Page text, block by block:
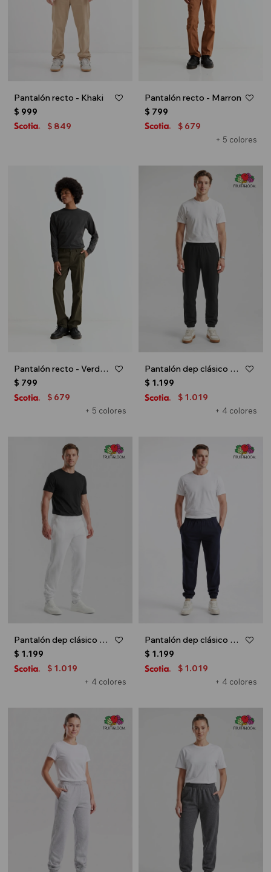
Pantalón recto - Khaki
$ 999
$ 849
Pantalón recto - Marron
+ 5 colores
$ 799
$ 679
Pantalón recto - Verde ingles
+ 5 colores
$ 799
$ 679
Pantalón dep clásico c/puños elásticos - UNISEX - Negro
+ 4 colores
$ 1.199
$ 1.019
Pantalón dep clásico c/puños elásticos - UNISEX - Blanco
+ 4 colores
$ 1.199
$ 1.019
Pantalón dep clásico c/puños elásticos - UNISEX - Azul oscuro
+ 4 colores
$ 1.199
$ 1.019